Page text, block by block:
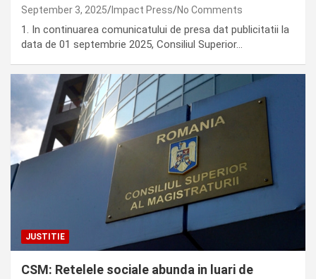
September 3, 2025 Impact Press No Comments
1. In continuarea comunicatului de presa dat publicitatii la
data de 01 septembrie 2025, Consiliul Superior…
JUSTITIE
CSM: Retelele sociale abunda in luari de